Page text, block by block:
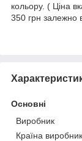
кольору. ( Ціна
350 грн залежно
Основні
Виробник
Країна виробник